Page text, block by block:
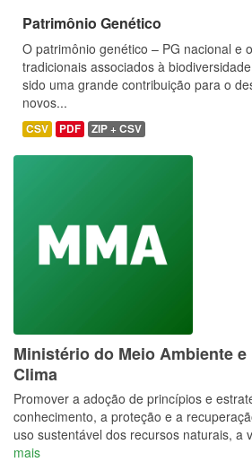
Patrimônio Genético
O patrimônio genético – PG nacional e
tradicionais associados à
sido uma grande contribuição para o
novos...
CSV PDF ZIP + CSV
Ministério do Meio Ambiente
Clima
Promover a adoção de princípios e
conhecimento, a proteção e a
uso sustentável dos recursos naturais, a
mais